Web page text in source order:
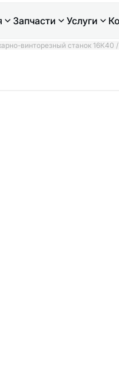
Запчасти Услуги
винторезный станок 16К40